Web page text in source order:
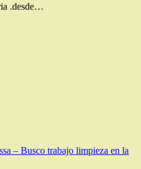
.desde…
– Busco trabajo limpieza en la